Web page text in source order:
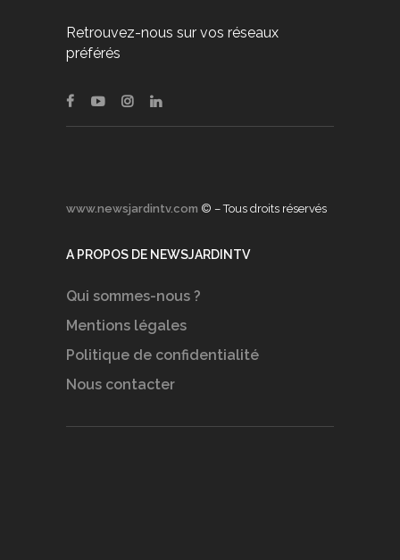
Retrouvez-nous sur vos réseaux
préférés
www.newsjardintv.com © – Tous droits réservés
A PROPOS DE NEWSJARDINTV
Qui sommes-nous ?
Mentions légales
Politique de confidentialité
Nous contacter